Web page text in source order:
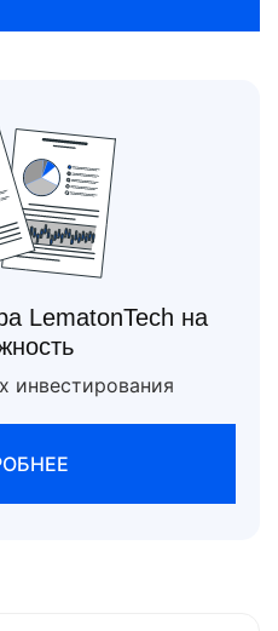
LematonTech на
инвестирования